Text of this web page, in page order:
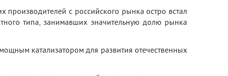
производителей с российского рынка остро встал
типа, занимавших значительную долю рынка
катализатором для развития отечественных